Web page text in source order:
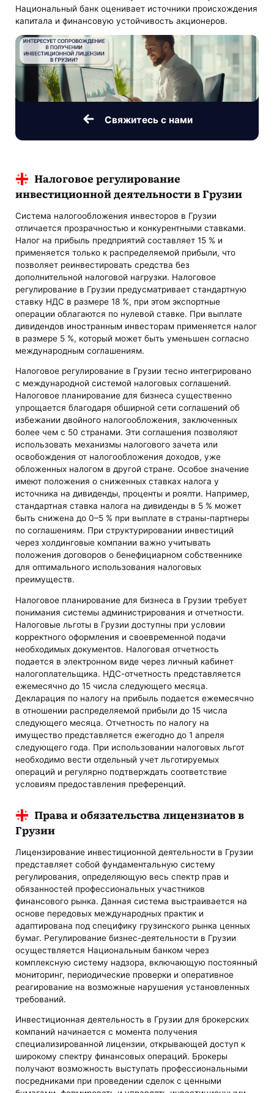
Национальный банк оценивает источники происхождения
капитала и финансовую устойчивость акционеров.
Свяжитесь с нами
Налоговое регулирование
инвестиционной деятельности в Грузии
Система налогообложения инвесторов в Грузии
отличается прозрачностью и конкурентными ставками.
Налог на прибыль предприятий составляет 15 % и
применяется только к распределяемой прибыли, что
позволяет реинвестировать средства без
дополнительной налоговой нагрузки. Налоговое
регулирование в Грузии предусматривает стандартную
ставку НДС в размере 18 %, при этом экспортные
операции облагаются по нулевой ставке. При выплате
дивидендов иностранным инвесторам применяется налог
в размере 5 %, который может быть уменьшен согласно
международным соглашениям.
Налоговое регулирование в Грузии тесно интегрировано
с международной системой налоговых соглашений.
Налоговое планирование для бизнеса существенно
упрощается благодаря обширной сети соглашений об
избежании двойного налогообложения, заключенных
более чем с 50 странами. Эти соглашения позволяют
использовать механизмы налогового зачета или
освобождения от налогообложения доходов, уже
обложенных налогом в другой стране. Особое значение
имеют положения о сниженных ставках налога у
источника на дивиденды, проценты и роялти. Например,
стандартная ставка налога на дивиденды в 5 % может
быть снижена до 0–5 % при выплате в страны-партнеры
по соглашениям. При структурировании инвестиций
через холдинговые компании важно учитывать
положения договоров о бенефициарном собственнике
для оптимального использования налоговых
преимуществ.
Налоговое планирование для бизнеса в Грузии требует
понимания системы администрирования и отчетности.
Налоговые льготы в Грузии доступны при условии
корректного оформления и своевременной подачи
необходимых документов. Налоговая отчетность
подается в электронном виде через личный кабинет
налогоплательщика. НДС-отчетность представляется
ежемесячно до 15 числа следующего месяца.
Декларация по налогу на прибыль подается ежемесячно
в отношении распределяемой прибыли до 15 числа
следующего месяца. Отчетность по налогу на
имущество представляется ежегодно до 1 апреля
следующего года. При использовании налоговых льгот
необходимо вести отдельный учет льготируемых
операций и регулярно подтверждать соответствие
условиям предоставления преференций.
Права и обязательства лицензиатов в
Грузии
Лицензирование инвестиционной деятельности в Грузии
представляет собой фундаментальную систему
регулирования, определяющую весь спектр прав и
обязанностей профессиональных участников
финансового рынка. Данная система выстраивается на
основе передовых международных практик и
адаптирована под специфику грузинского рынка ценных
бумаг. Регулирование бизнес-деятельности в Грузии
осуществляется Национальным банком через
комплексную систему надзора, включающую постоянный
мониторинг, периодические проверки и оперативное
реагирование на возможные нарушения установленных
требований.
Инвестиционная деятельность в Грузии для брокерских
компаний начинается с момента получения
специализированной лицензии, открывающей доступ к
широкому спектру финансовых операций. Брокеры
получают возможность выступать профессиональными
посредниками при проведении сделок с ценными